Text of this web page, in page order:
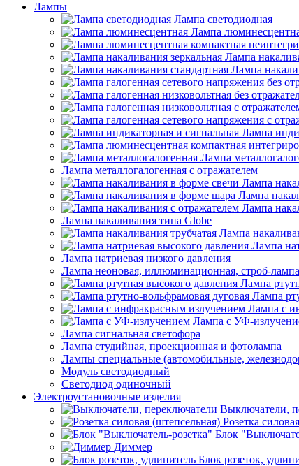
Лампы
Лампа светодиодная
Лампа
Лампа
Лампа
Лампа
Лампа
Лампа металлогалогенная с отражателем
Лампа
Лампа
Лампа
Лампа накаливания типа Globe
Лампа
Лампа
Лампа натриевая низкого давления
Лампа неоновая, иллюминационная, строб-лампа
Лампа
Лампа
Лампа с
Лампа с УФ-
Лампа сигнальная светофора
Лампа студийная, проекционная и фотолампа
Лампы специальные (автомобильные,
Модуль светодиодный
Светодиод одиночный
Электроустановочные изделия
Выключатели,
Розетка
Блок
Диммер
Блок розеток,